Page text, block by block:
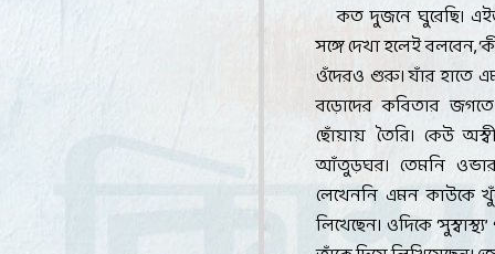
কত দুজনে ঘুরেছি।
সঙ্গে দেখা হলেই বলবেন, ‘
ওঁদেরও গুরু। যাঁর হাতে
বড়োদের কবিতার জগতে
ছোঁয়ায় তৈরি। কেউ
আঁতুড়ঘর। তেমনি
লেখেননি এমন কাউকে
লিখেছেন। ওদিকে‘সুস্বাস্থ্য’